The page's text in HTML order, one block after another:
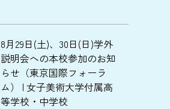
8月29日(土)、30日(日)学外
説明会への本校参加のお知
らせ（東京国際フォーラ
ム） | 女子美術大学付属高
等学校・中学校